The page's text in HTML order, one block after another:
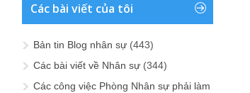
Các bài viết của tôi
Bản tin Blog nhân sự (443)
Các bài viết về Nhân sự (344)
Các công việc Phòng Nhân sự phải làm